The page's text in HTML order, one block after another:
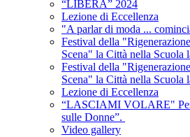
“LIBERA” 2024
Lezione di Eccellenza
"A parlar di moda ...
Festival della
Scena" la Città nella Scuola
Festival della
Scena" la Città nella Scuola
Lezione di Eccellenza
“LASCIAMI VOLARE"
sulle Donne”.
Video gallery